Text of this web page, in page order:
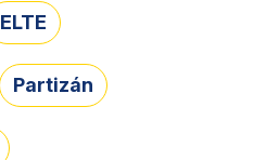
ELTE
Partizán